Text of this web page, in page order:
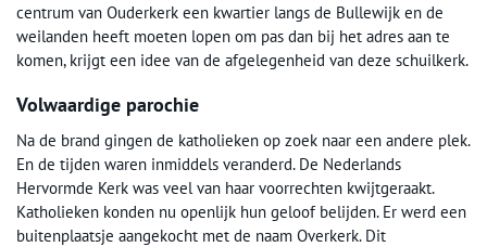
centrum van Ouderkerk een kwartier langs de Bullewijk en de
weilanden heeft moeten lopen om pas dan bij het adres aan te
komen, krijgt een idee van de afgelegenheid van deze schuilkerk.
Volwaardige parochie
Na de brand gingen de katholieken op zoek naar een andere plek.
En de tijden waren inmiddels veranderd. De Nederlands
Hervormde Kerk was veel van haar voorrechten kwijtgeraakt.
Katholieken konden nu openlijk hun geloof belijden. Er werd een
buitenplaatsje aangekocht met de naam Overkerk. Dit